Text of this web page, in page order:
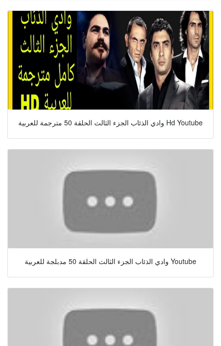
وادي الذئاب الجزء الثالث الحلقة 50 مترجمة للعربية Hd Youtube
وادي الذئاب الجزء الثالث الحلقة 50 مدبلجة للعربية Youtube